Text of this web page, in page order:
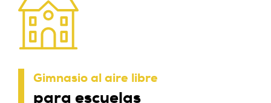
Gimnasio al aire libre
para escuelas